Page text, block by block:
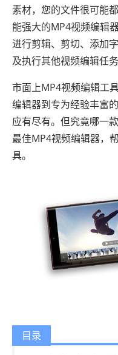
素材，您的文件很可能
能强大的MP4视频编辑
进行剪辑、剪切、添加
及执行其他视频编辑任务
市面上MP4视频编辑工
编辑器到专为经验丰富
应有尽有。但究竟哪一
最佳MP4视频编辑器，
具。
目录